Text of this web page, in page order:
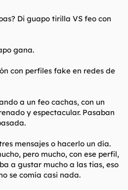
Di guapo tirilla VS feo con
gana.
con perfiles fake en redes de
a un feo cachas, con un
y espectacular. Pasaban
mensajes o hacerlo un día.
pero mucho, con ese perfil,
a gustar mucho a las tias, eso
se comía casi nada.